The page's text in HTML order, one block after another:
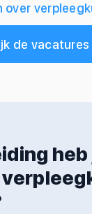
over
de vacatures
heb